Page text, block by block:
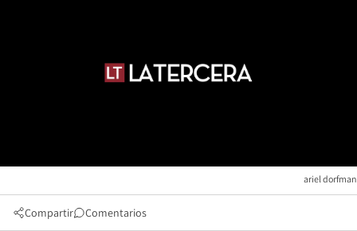
ariel dorfman
Compartir Comentarios